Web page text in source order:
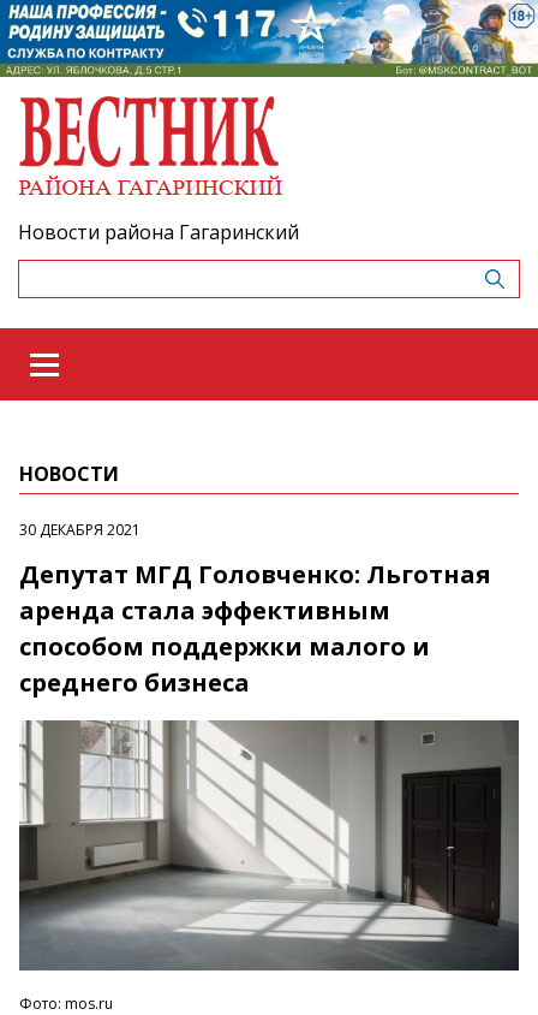
Новости района Гагаринский
НОВОСТИ
30 ДЕКАБРЯ 2021
Депутат МГД Головченко: Льготная
аренда стала эффективным
способом поддержки малого и
среднего бизнеса
Фото: mos.ru